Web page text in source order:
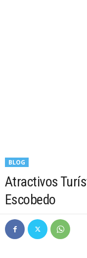
BLOG
Atractivos
Escobedo